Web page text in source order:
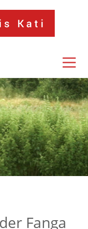
Fanga